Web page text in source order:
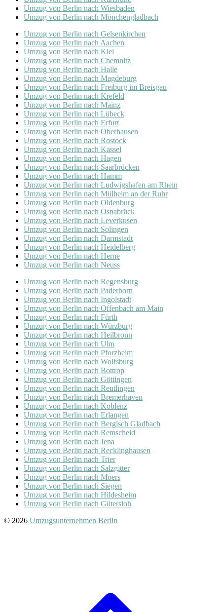
Umzug von Berlin nach Wiesbaden
Umzug von Berlin nach Mönchen­gladbach
Umzug von Berlin nach Gelsenkirchen
Umzug von Berlin nach Aachen
Umzug von Berlin nach Kiel
Umzug von Berlin nach Chemnitz
Umzug von Berlin nach Halle
Umzug von Berlin nach Magdeburg
Umzug von Berlin nach Freiburg im Breisgau
Umzug von Berlin nach Krefeld
Umzug von Berlin nach Mainz
Umzug von Berlin nach Lübeck
Umzug von Berlin nach Erfurt
Umzug von Berlin nach Oberhausen
Umzug von Berlin nach Rostock
Umzug von Berlin nach Kassel
Umzug von Berlin nach Hagen
Umzug von Berlin nach Saarbrücken
Umzug von Berlin nach Hamm
Umzug von Berlin nach Ludwigshafen am Rhein
Umzug von Berlin nach Mülheim an der Ruhr
Umzug von Berlin nach Oldenburg
Umzug von Berlin nach Osnabrück
Umzug von Berlin nach Leverkusen
Umzug von Berlin nach Solingen
Umzug von Berlin nach Darmstadt
Umzug von Berlin nach Heidelberg
Umzug von Berlin nach Herne
Umzug von Berlin nach Neuss
Umzug von Berlin nach Regensburg
Umzug von Berlin nach Paderborn
Umzug von Berlin nach Ingolstadt
Umzug von Berlin nach Offenbach am Main
Umzug von Berlin nach Fürth
Umzug von Berlin nach Würzburg
Umzug von Berlin nach Heilbronn
Umzug von Berlin nach Ulm
Umzug von Berlin nach Pforzheim
Umzug von Berlin nach Wolfsburg
Umzug von Berlin nach Bottrop
Umzug von Berlin nach Göttingen
Umzug von Berlin nach Reutlingen
Umzug von Berlin nach Bremer­haven
Umzug von Berlin nach Koblenz
Umzug von Berlin nach Erlangen
Umzug von Berlin nach Bergisch Gladbach
Umzug von Berlin nach Remscheid
Umzug von Berlin nach Jena
Umzug von Berlin nach Recklinghausen
Umzug von Berlin nach Trier
Umzug von Berlin nach Salzgitter
Umzug von Berlin nach Moers
Umzug von Berlin nach Siegen
Umzug von Berlin nach Hildesheim
Umzug von Berlin nach Gütersloh
© 2026 Umzugsunternehmen Berlin